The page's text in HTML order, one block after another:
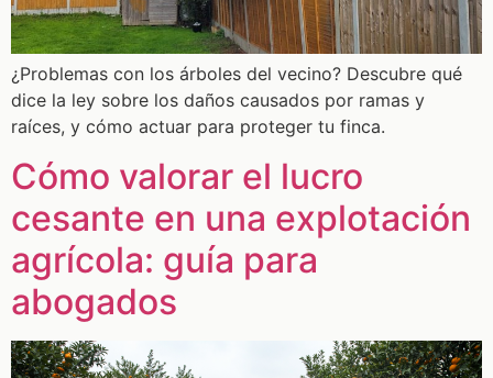
¿Problemas con los árboles del vecino? Descubre qué
dice la ley sobre los daños causados por ramas y
raíces, y cómo actuar para proteger tu finca.
Cómo valorar el lucro
cesante en una explotación
agrícola: guía para
abogados